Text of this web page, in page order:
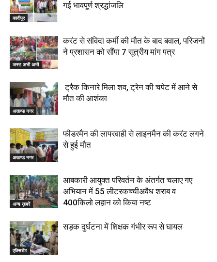
कादीपुर
गई भावपूर्ण श्रद्धांजलि
जस्ट अभी अभी
करंट से संविदा कर्मी की मौत के बाद बवाल, परिजनों
ने प्रशासन को सौंपा 7 सूत्रीय मांग पत्र
अखण्ड नगर
ट्रैक किनारे मिला शव, ट्रेन की चपेट में आने से
मौत की आशंका
अखण्ड नगर
फीडरमैन की लापरवाही से लाइनमैन की करंट लगने
से हुई मौत
अन्य ख़बरें
आबकारी आयुक्त परिवर्तन के अंतर्गत चलाए गए
अभियान में 55 लीटरकच्चीअवैध शराब व
400किलो लहान को किया नष्ट
एक्सिडेंट
सड़क दुर्घटना में शिक्षक गंभीर रूप से घायल